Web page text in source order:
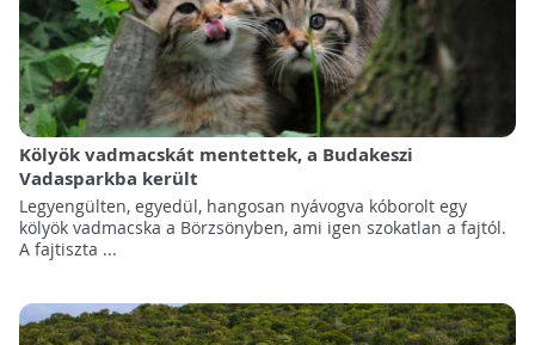
Kölyök vadmacskát mentettek, a Budakeszi
Vadasparkba került
Legyengülten, egyedül, hangosan nyávogva kóborolt egy
kölyök vadmacska a Börzsönyben, ami igen szokatlan a fajtól.
A fajtiszta ...